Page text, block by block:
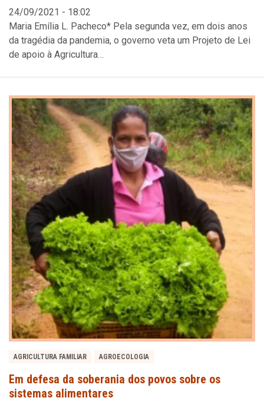
24/09/2021 - 18:02
Maria Emília L. Pacheco* Pela segunda vez, em dois anos
da tragédia da pandemia, o governo veta um Projeto de Lei
de apoio à Agricultura…
AGRICULTURA FAMILIAR AGROECOLOGIA
Em defesa da soberania dos povos sobre os
sistemas alimentares